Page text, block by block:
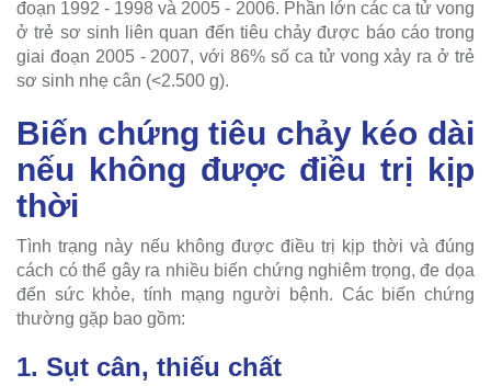
đoạn 1992 - 1998 và 2005 - 2006. Phần lớn các ca tử vong
ở trẻ sơ sinh liên quan đến tiêu chảy được báo cáo trong
giai đoạn 2005 - 2007, với 86% số ca tử vong xảy ra ở trẻ
sơ sinh nhẹ cân (<2.500 g).
Biến chứng tiêu chảy kéo dài
nếu không được điều trị kịp
thời
Tình trạng này nếu không được điều trị kịp thời và đúng
cách có thể gây ra nhiều biến chứng nghiêm trọng, đe dọa
đến sức khỏe, tính mạng người bệnh. Các biến chứng
thường gặp bao gồm:
1. Sụt cân, thiếu chất